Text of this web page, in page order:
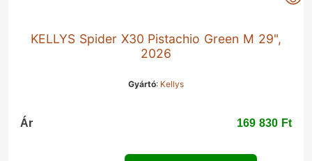
KELLYS Spider X30 Pistachio Green M 29",
2026
Gyártó: Kellys
Ár 169 830 Ft‎